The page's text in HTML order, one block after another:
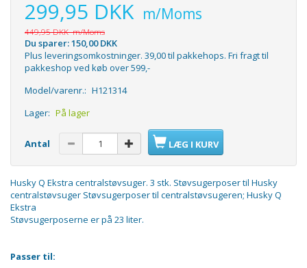
299,95 DKK m/Moms
449,95 DKKm/Moms
Du sparer:150,00 DKK
Plus leveringsomkostninger. 39,00 til pakkehops. Fri fragt til
pakkeshop ved køb over 599,-
Model/varenr.: H121314
Lager: På lager
Antal LÆG I KURV
Husky Q Ekstra centralstøvsuger. 3 stk. Støvsugerposer til Husky
centralstøvsuger Støvsugerposer til centralstøvsugeren; Husky Q
Ekstra
Støvsugerposerne er på 23 liter.
Passer til: